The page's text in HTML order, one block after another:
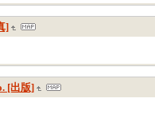
]
[出版]